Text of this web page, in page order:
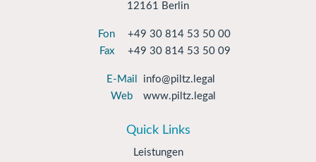
12161 Berlin
Fon
+49 30 814 53 50 00
Fax
+49 30 814 53 50 09
E-Mail
info@piltz.legal
Web
www.piltz.legal
Quick Links
Leistungen